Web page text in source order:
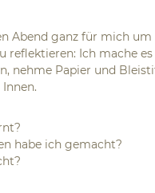
Abend ganz für mich um
reflektieren: Ich mache
nehme Papier und
habe ich gemacht?